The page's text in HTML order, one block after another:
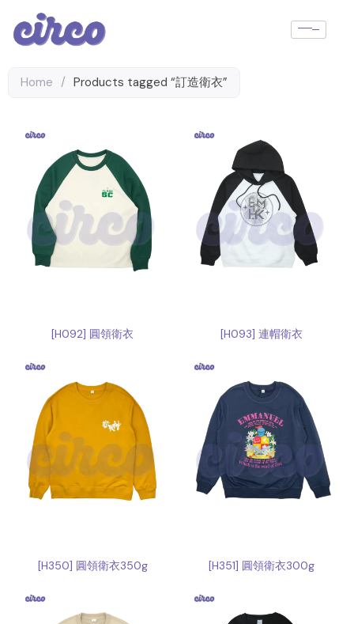
Home / Products tagged “訂造衛衣”
[H092] 圓領衛衣 [H093] 連帽衛衣
[H350] 圓領衛衣350g [H351] 圓領衛衣300g